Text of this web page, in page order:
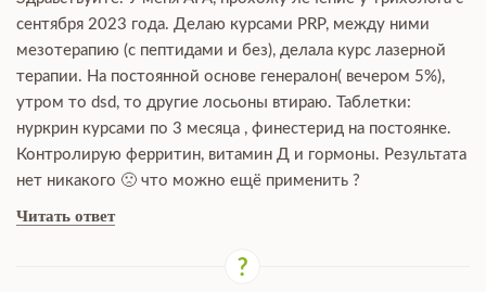
сентября 2023 года. Делаю курсами PRP, между ними
мезотерапию (с пептидами и без), делала курс лазерной
терапии. На постоянной основе генералон( вечером 5%),
утром то dsd, то другие лосьоны втираю. Таблетки:
нуркрин курсами по 3 месяца , финестерид на постоянке.
Контролирую ферритин, витамин Д и гормоны. Результата
нет никакого 🙁 что можно ещё применить ?
Читать ответ